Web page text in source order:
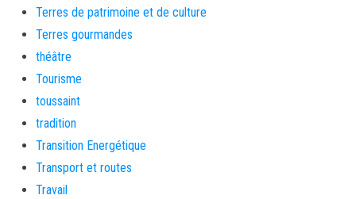
Terres de patrimoine et de culture
Terres gourmandes
théâtre
Tourisme
toussaint
tradition
Transition Energétique
Transport et routes
Travail